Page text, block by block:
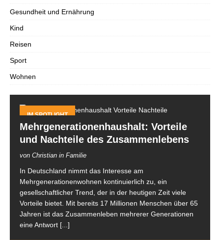
Gesundheit und Ernährung
Kind
Reisen
Sport
Wohnen
IM SPOTLIGHT
Mehrgenerationenhaushalt: Vorteile
und Nachteile des Zusammenlebens
von Christian in Familie
In Deutschland nimmt das Interesse am
Mehrgenerationenwohnen kontinuierlich zu, ein
gesellschaftlicher Trend, der in der heutigen Zeit viele
Vorteile bietet. Mit bereits 17 Millionen Menschen über 65
Jahren ist das Zusammenleben mehrerer Generationen
eine Antwort [...]